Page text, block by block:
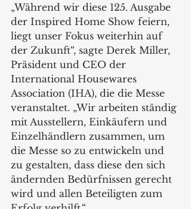
„Während wir diese 125. Ausgabe
der Inspired Home Show feiern,
liegt unser Fokus weiterhin auf
der Zukunft“, sagte Derek Miller,
Präsident und CEO der
International Housewares
Association (IHA), die die Messe
veranstaltet. „Wir arbeiten ständig
mit Ausstellern, Einkäufern und
Einzelhändlern zusammen, um
die Messe so zu entwickeln und
zu gestalten, dass diese den sich
ändernden Bedürfnissen gerecht
wird und allen Beteiligten zum